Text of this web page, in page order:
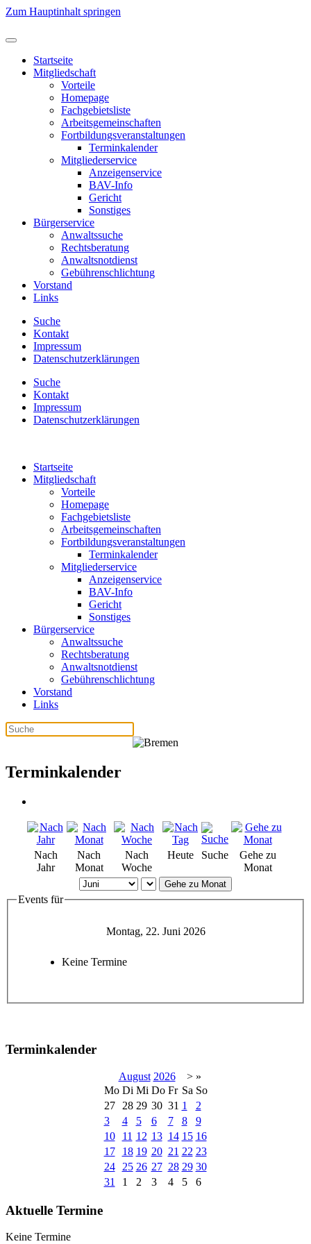
Zum Hauptinhalt springen
Startseite
Mitgliedschaft
Vorteile
Homepage
Fachgebietsliste
Arbeitsgemeinschaften
Fortbildungsveranstaltungen
Terminkalender
Mitgliederservice
Anzeigenservice
BAV-Info
Gericht
Sonstiges
Bürgerservice
Anwaltssuche
Rechtsberatung
Anwaltsnotdienst
Gebührenschlichtung
Vorstand
Links
Suche
Kontakt
Impressum
Datenschutzerklärungen
Suche
Kontakt
Impressum
Datenschutzerklärungen
Startseite
Mitgliedschaft
Vorteile
Homepage
Fachgebietsliste
Arbeitsgemeinschaften
Fortbildungsveranstaltungen
Terminkalender
Mitgliederservice
Anzeigenservice
BAV-Info
Gericht
Sonstiges
Bürgerservice
Anwaltssuche
Rechtsberatung
Anwaltsnotdienst
Gebührenschlichtung
Vorstand
Links
Terminkalender
Nach
Jahr
Nach
Monat
Nach
Woche
Heute Suche
Gehe zu
Monat
Gehe zu Monat
Events für
Montag, 22. Juni 2026
Keine Termine
Terminkalender
August 2026 > »
Mo Di Mi Do Fr Sa So
27
28 29 30 31 1
2
3
4 5 6 7 8
9
10
11 12 13 14 15 16
17
18 19 20 21 22 23
24
25 26 27 28 29 30
31
1 2 3 4 5 6
Aktuelle Termine
Keine Termine